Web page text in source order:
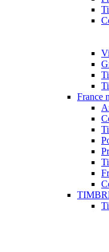
France